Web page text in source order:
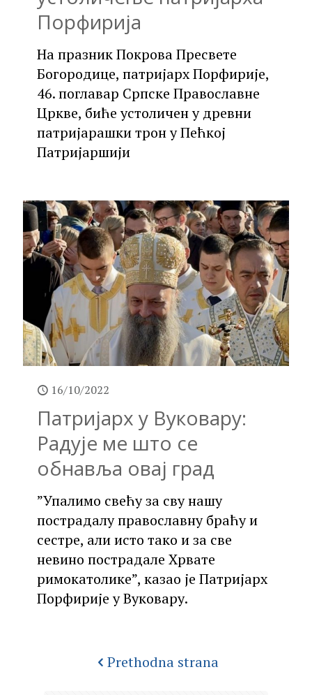
Порфирија
На празник Покрова Пресвете
Богородице, патријарх Порфирије,
46. поглавар Српске Православне
Цркве, биће устоличен у древни
патријарашки трон у Пећкој
Патријаршији
16/10/2022
Патријарх у Вуковару:
Радује ме што се
обнавља овај град
”Упалимо свећу за сву нашу
пострадалу православну браћу и
сестре, али исто тако и за све
невино пострадале Хрвате
римокатолике”, казао је Патријарх
Порфирије у Вуковару.
Prethodna strana